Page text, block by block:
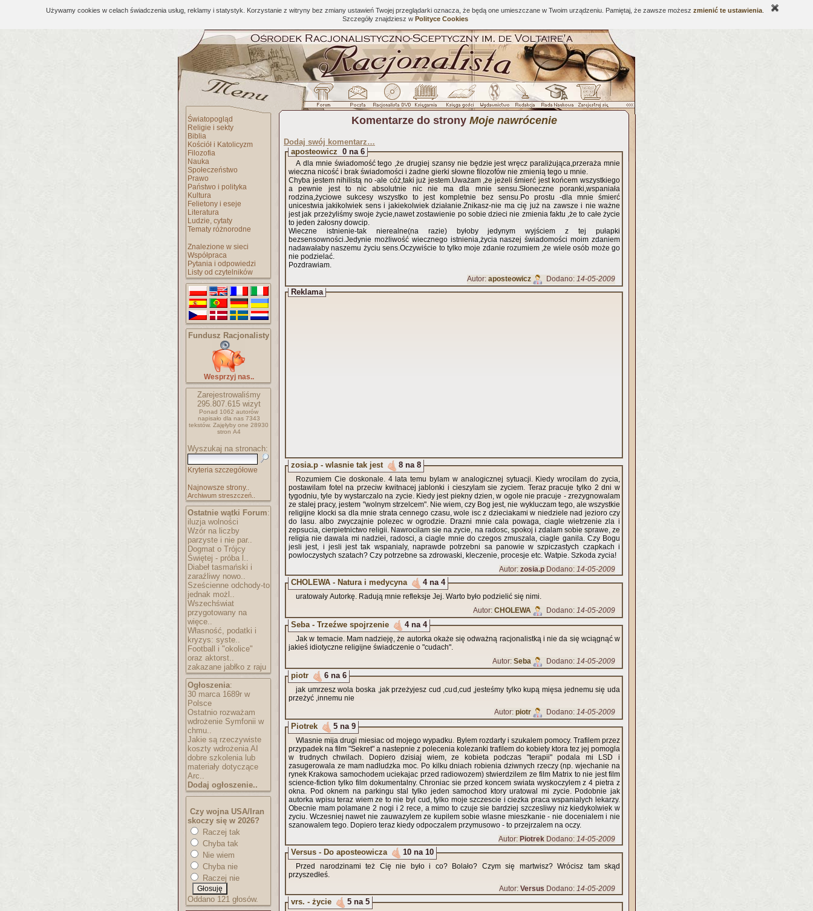
Używamy cookies w celach świadczenia usług, reklamy i statystyk. Korzystanie z witryny bez zmiany ustawień Twojej przeglądarki oznacza, że będą one umieszczane w Twoim urządzeniu. Pamiętaj, że zawsze możesz zmienić te ustawienia
Szczegóły znajdziesz w Polityce Cookies
Światopogląd
Religie i sekty
Biblia
Kościół i Katolicyzm
Filozofia
Nauka
Społeczeństwo
Prawo
Państwo i polityka
Kultura
Felietony i eseje
Literatura
Ludzie, cytaty
Tematy różnorodne
Znalezione w sieci
Współpraca
Pytania i odpowiedzi
Listy od czytelników
Fundusz Racjonalisty
Wesprzyj nas..
Zarejestrowaliśmy
295.807.615wizyt
Ponad 1062 autorów
napisało dla nas 7343
tekstów. Zajęłyby one 28930
stron A4
Wyszukaj na stronach:
Kryteria szczegółowe
Najnowsze strony..
Archiwum streszczeń..
Ostatnie wątki Forum:
iluzja wolności
Wzór na liczby
parzyste i nie par..
Dogmat o Trójcy
Świętej - próba l..
Diabeł tasmański i
zaraźliwy nowo..
Sześcienne odchody-to
jednak możl..
Wszechświat
przygotowany na
więce..
Własność, podatki i
kryzys: syste..
Football i "okolice"
oraz aktorst..
zakazane jabłko z raju
Ogłoszenia:
30 marca 1689r w
Polsce
Ostatnio rozważam
wdrożenie Symfonii w
chmu..
Jakie są rzeczywiste
koszty wdrożenia AI
dobre szkolenia lub
materiały dotyczące
Arc..
Dodaj ogłoszenie..
Czy wojna USA/Iran
skoczy się w 2026?
Raczej tak
Chyba tak
Nie wiem
Chyba nie
Raczej nie
Oddano 121 głosów.
Komentarze do strony Moje nawrócenie
Dodaj swój komentarz…
aposteowicz 0 na 6
A dla mnie świadomość tego ,że drugiej szansy nie będzie jest wręcz paraliżująca,przeraża mnie
wieczna nicość i brak świadomości i żadne gierki słowne filozofów nie zmienią tego u mnie.
Chyba jestem nihilistą no -ale cóż,taki już jestem.Uważam ,że jeżeli śmierć jest końcem wszystkiego
a pewnie jest to nic absolutnie nic nie ma dla mnie sensu.Słoneczne poranki,wspaniała
rodzina,życiowe sukcesy wszystko to jest kompletnie bez sensu.Po prostu -dla mnie śmierć
unicestwia jakikolwiek sens i jakiekolwiek działanie.Znikasz-nie ma cię już na zawsze i nie ważne
jest jak przeżyliśmy swoje życie,nawet zostawienie po sobie dzieci nie zmienia faktu ,że to całe życie
to jeden żałosny dowcip.
Wieczne istnienie-tak nierealne(na razie) byłoby jedynym wyjściem z tej pułapki
bezsensowności.Jedynie możliwość wiecznego istnienia,życia naszej świadomości moim zdaniem
nadawałaby naszemu życiu sens.Oczywiście to tylko moje zdanie rozumiem ,że wiele osób może go
nie podzielać.
Pozdrawiam.
Autor: aposteowicz Dodano: 14-05-2009
Reklama
zosia.p - wlasnie tak jest 8 na 8
Rozumiem Cie doskonale. 4 lata temu bylam w analogicznej sytuacji. Kiedy wrocilam do zycia,
postawilam fotel na przeciw kwitnacej jablonki i cieszylam sie zyciem. Teraz pracuje tylko 2 dni w
tygodniu, tyle by wystarczalo na zycie. Kiedy jest piekny dzien, w ogole nie pracuje - zrezygnowalam
ze stalej pracy, jestem "wolnym strzelcem". Nie wiem, czy Bog jest, nie wykluczam tego, ale wszystkie
religijne klocki sa dla mnie strata cennego czasu, wole isc z dzieciakami w niedziele nad jezioro czy
do lasu. albo zwyczajnie polezec w ogrodzie. Drazni mnie cala powaga, ciagle wietrzenie zla i
zepsucia, cierpietnictwo religii. Nawrocilam sie na zycie, na radosc, spokoj i zdalam sobie sprawe, ze
religia nie dawala mi nadziei, radosci, a ciagle mnie do czegos zmuszala, ciagle ganila. Czy Bogu
jesli jest, i jesli jest tak wspanialy, naprawde potrzebni sa panowie w szpiczastych czapkach i
powloczystych szatach? Czy potrzebne sa zdrowaski, kleczenie, procesje etc. Watpie. Szkoda zycia!
Autor: zosia.p Dodano: 14-05-2009
CHOLEWA - Natura i medycyna 4 na 4
uratowały Autorkę. Radują mnie refleksje Jej. Warto było podzielić się nimi.
Autor: CHOLEWA Dodano: 14-05-2009
Seba - Trzeźwe spojrzenie 4 na 4
Jak w temacie. Mam nadzieję, że autorka okaże się odważną racjonalistką i nie da się wciągnąć w
jakieś idiotyczne religijne świadczenie o "cudach".
Autor: Seba Dodano: 14-05-2009
piotr 6 na 6
jak umrzesz wola boska ,jak przeżyjesz cud ,cud,cud ,jesteśmy tylko kupą mięsa jednemu się uda
przeżyć ,innemu nie
Autor: piotr Dodano: 14-05-2009
Piotrek 5 na 9
Wlasnie mija drugi miesiac od mojego wypadku. Bylem rozdarty i szukalem pomocy. Trafilem przez
przypadek na film "Sekret" a nastepnie z polecenia kolezanki trafilem do kobiety ktora tez jej pomogla
w trudnych chwilach. Dopiero dzisiaj wiem, ze kobieta podczas "terapii" podala mi LSD i
zasugerowala ze mam nadludzka moc. Po kilku dniach robienia dziwnych rzeczy (np. wjechanie na
rynek Krakowa samochodem uciekajac przed radiowozem) stwierdzilem ze film Matrix to nie jest film
science-fiction tylko film dokumentalny. Chroniac sie przed koncem swiata wyskoczylem z 4 pietra z
okna. Pod oknem na parkingu stal tylko jeden samochod ktory uratowal mi zycie. Podobnie jak
autorka wpisu teraz wiem ze to nie byl cud, tylko moje szczescie i ciezka praca wspanialych lekarzy.
Obecnie mam polamane 2 nogi i 2 rece, a mimo to czuje sie bardziej szczesliwy niz kiedykolwiek w
zyciu. Wczesniej nawet nie zauwazylem ze kupilem sobie wlasne mieszkanie - nie docenialem i nie
szanowalem tego. Dopiero teraz kiedy odpoczalem przymusowo - to przejrzalem na oczy.
Autor: Piotrek Dodano: 14-05-2009
Versus - Do aposteowicza 10 na 10
Przed narodzinami też Cię nie było i co? Bolało? Czym się martwisz? Wrócisz tam skąd
przyszedłeś.
Autor: Versus Dodano: 14-05-2009
vrs. - życie 5 na 5